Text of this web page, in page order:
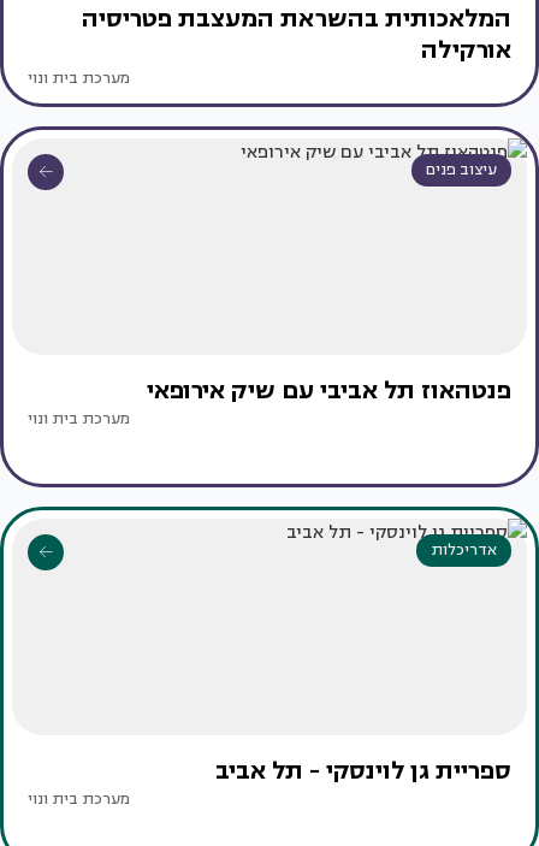
המלאכותית בהשראת המעצבת פטריסיה
אורקילה
מערכת בית ונוי
עיצוב פנים
פנטהאוז תל אביבי עם שיק אירופאי
מערכת בית ונוי
אדריכלות
ספריית גן לוינסקי - תל אביב
מערכת בית ונוי